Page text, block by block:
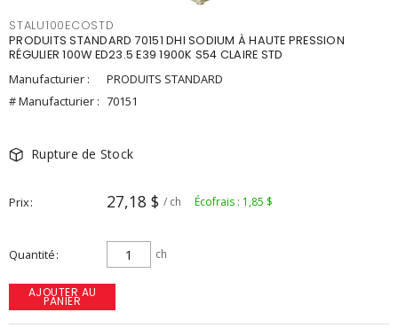
STALU100ECOSTD
PRODUITS STANDARD 70151 DHI SODIUM À HAUTE PRESSION
RÉGULIER 100W ED23.5 E39 1900K S54 CLAIRE STD
Manufacturier :
PRODUITS STANDARD
# Manufacturier : 70151
Rupture de Stock
Prix 27,18 $ / ch Écofrais : 1,85 $
Quantité ch
AJOUTER AU
PANIER